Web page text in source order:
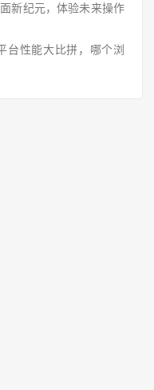
新纪元，体验未来操作
台性能大比拼，哪个浏